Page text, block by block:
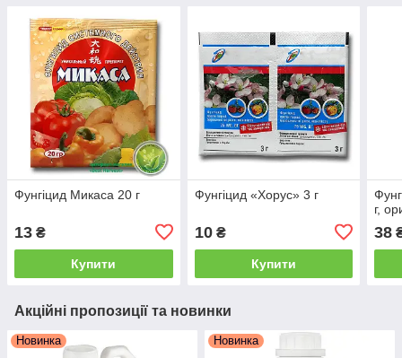
Фунгіцид Микаса 20 г
13 ₴
Купити
Фунгіцид «Хорус» 3 г
10₴
Купити
г,
38
Акційні пропозиції та новинки
Новинка Новинка